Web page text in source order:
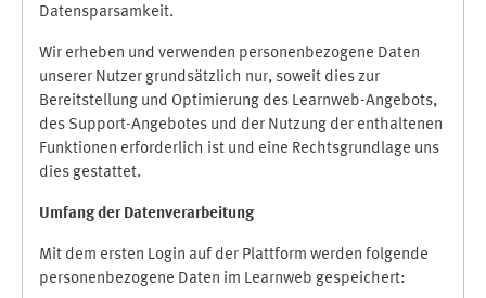
Datensparsamkeit.
Wir erheben und verwenden personenbezogene Daten
unserer Nutzer grundsätzlich nur, soweit dies zur
Bereitstellung und Optimierung des Learnweb-Angebots,
des Support-Angebotes und der Nutzung der enthaltenen
Funktionen erforderlich ist und eine Rechtsgrundlage uns
dies gestattet.
Umfang der Datenverarbeitung
Mit dem ersten Login auf der Plattform werden folgende
personenbezogene Daten im Learnweb gespeichert: